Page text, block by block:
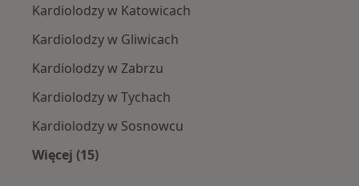
Kardiolodzy w Katowicach
Kardiolodzy w Gliwicach
Kardiolodzy w Zabrzu
Kardiolodzy w Tychach
Kardiolodzy w Sosnowcu
Więcej (15)